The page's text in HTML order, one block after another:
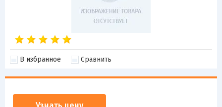
В избранное Сравнить